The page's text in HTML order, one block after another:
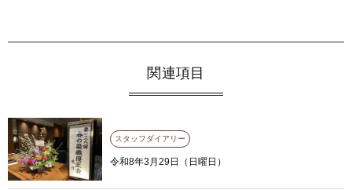
関連項目
スタッフダイアリー
令和8年3月29日（日曜日）